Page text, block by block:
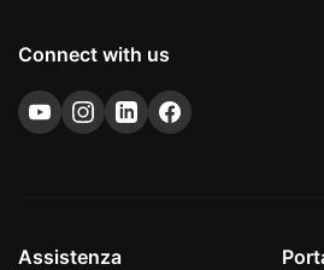
mantenere i tuoi file protetti. È
per creare Photostory.
Connect with us
Assistenza